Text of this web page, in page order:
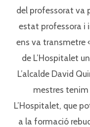
del professorat va
estat professora i
ens va transmetre
de L’Hospitalet
L’alcalde David
mestres
L’Hospitalet, que
a la formació